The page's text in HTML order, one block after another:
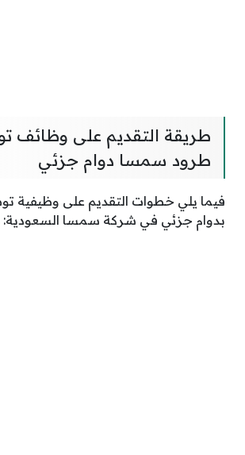
طريقة التقديم على وظائف
طرود سمسا دوام جزئي
فيما يلي خطوات التقديم على وظيفية
بدوام جزئي في شركة سمسا السعودية: